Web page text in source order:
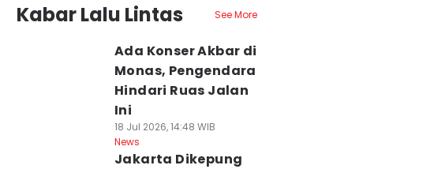
Kabar Lalu Lintas See More
Ada Konser Akbar di
Monas, Pengendara
Hindari Ruas Jalan
Ini
18 Jul 2026, 14:48 WIB
News
Jakarta Dikepung